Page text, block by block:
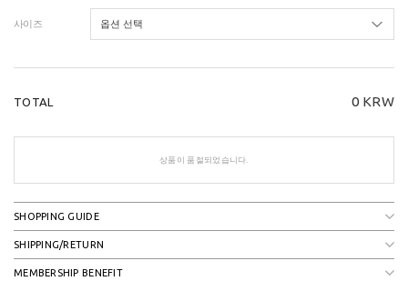
사이즈
TOTAL 0 KRW
상품이 품절되었습니다.
SHOPPING GUIDE
SHIPPING/RETURN
MEMBERSHIP BENEFIT